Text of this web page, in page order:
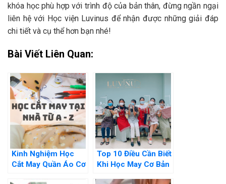
khóa học phù hợp với trình độ của bản thân, đừng ngần ngại
liên hệ với Học viện Luvinus để nhận được những giải đáp
chi tiết và cụ thể hơn bạn nhé!
Bài Viết Liên Quan:
Kinh Nghiệm Học
Cắt May Quần Áo Cơ
Top 10 Điều Cần Biết
Khi Học May Cơ Bản